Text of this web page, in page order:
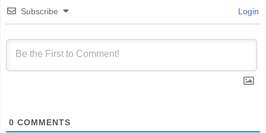
Subscribe Login
0 COMMENTS